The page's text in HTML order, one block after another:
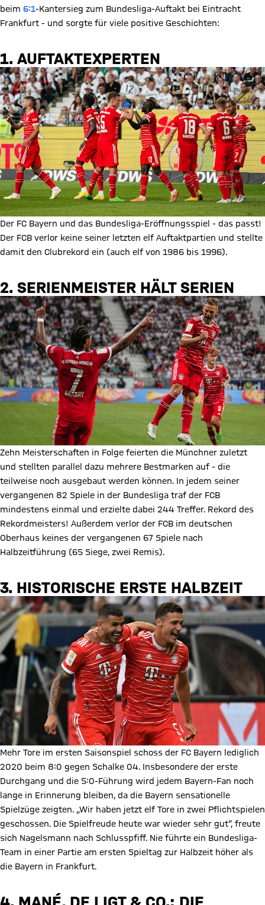
beim 6:1-Kantersieg zum Bundesliga-Auftakt bei Eintracht
Frankfurt - und sorgte für viele positive Geschichten:
1. AUFTAKTEXPERTEN
Der FC Bayern und das Bundesliga-Eröffnungsspiel - das passt!
Der FCB verlor keine seiner letzten elf Auftaktpartien und stellte
damit den Clubrekord ein (auch elf von 1986 bis 1996).
2. SERIENMEISTER HÄLT SERIEN
Zehn Meisterschaften in Folge feierten die Münchner zuletzt
und stellten parallel dazu mehrere Bestmarken auf - die
teilweise noch ausgebaut werden können. In jedem seiner
vergangenen 82 Spiele in der Bundesliga traf der FCB
mindestens einmal und erzielte dabei 244 Treffer. Rekord des
Rekordmeisters! Außerdem verlor der FCB im deutschen
Oberhaus keines der vergangenen 67 Spiele nach
Halbzeitführung (65 Siege, zwei Remis).
3. HISTORISCHE ERSTE HALBZEIT
Mehr Tore im ersten Saisonspiel schoss der FC Bayern lediglich
2020 beim 8:0 gegen Schalke 04. Insbesondere der erste
Durchgang und die 5:0-Führung wird jedem Bayern-Fan noch
lange in Erinnerung bleiben, da die Bayern sensationelle
Spielzüge zeigten. „Wir haben jetzt elf Tore in zwei Pflichtspielen
geschossen. Die Spielfreude heute war wieder sehr gut“, freute
sich Nagelsmann nach Schlusspfiff. Nie führte ein Bundesliga-
Team in einer Partie am ersten Spieltag zur Halbzeit höher als
die Bayern in Frankfurt.
4. MANÉ, DE LIGT & CO.: DIE